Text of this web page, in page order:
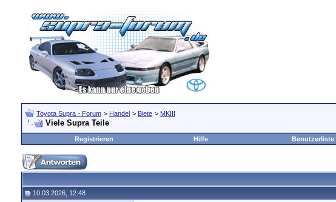
Toyota Supra - Forum > Handel > Biete > MKIII
Viele Supra Teile
Registrieren Hilfe Benutzerliste
10.03.2026, 12:48